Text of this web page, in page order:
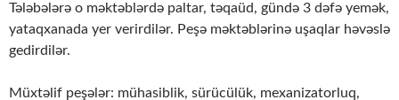
Tələbələrə o məktəblərdə paltar, təqaüd, gündə 3 dəfə yemək,
yataqxanada yer verirdilər. Peşə məktəblərinə uşaqlar həvəslə
gedirdilər.
Müxtəlif peşələr: mühasiblik, sürücülük, mexanizatorluq,